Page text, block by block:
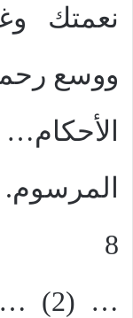
نعمتك
ووسع
المرسوم.
8
…